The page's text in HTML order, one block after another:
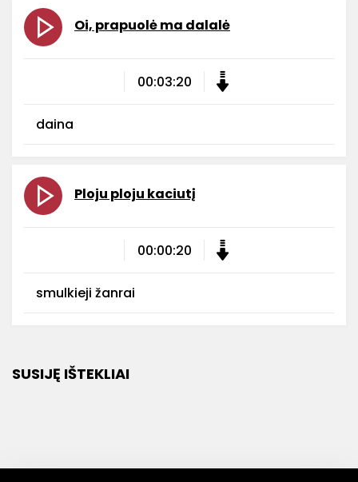
Oi, prapuolė ma dalalė
00:03:20
daina
Ploju ploju kaciutį
00:00:20
smulkieji žanrai
SUSIJĘ IŠTEKLIAI